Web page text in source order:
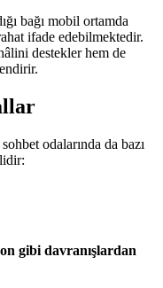
bağı mobil ortamda
ifade edebilmektedir.
destekler hem de
odalarında da bazı
gibi davranışlardan